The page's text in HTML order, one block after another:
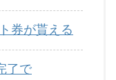
券が貰える
了で